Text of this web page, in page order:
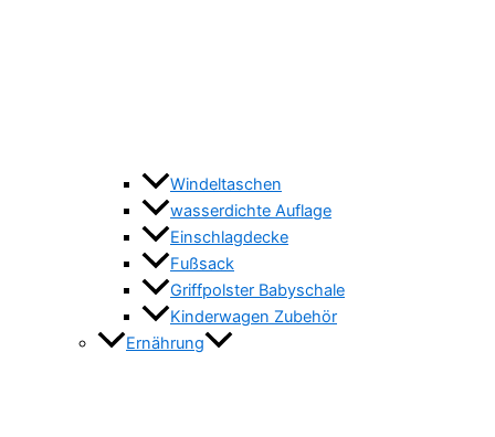
Windeltaschen
wasserdichte Auflage
Einschlagdecke
Fußsack
Griffpolster Babyschale
Kinderwagen Zubehör
Ernährung